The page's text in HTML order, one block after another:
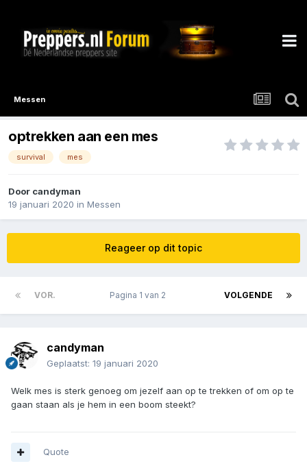
Messen
optrekken aan een mes
survival mes
Door candyman
19 januari 2020 in Messen
Reageer op dit topic
VOR. VOLGENDE
Pagina 1 van 2
candyman
Geplaatst: 19 januari 2020
Welk mes is sterk genoeg om jezelf aan op te trekken of om op te
gaan staan als je hem in een boom steekt?
Quote